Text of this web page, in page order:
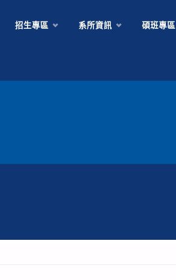
招生專區 系所資訊 碩班專區